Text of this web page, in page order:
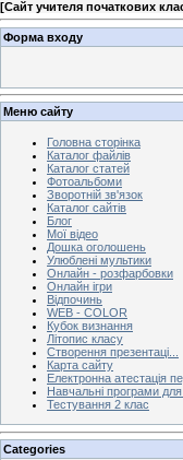
[Сайт учителя початкових
Форма входу
Меню сайту
Головна сторінка
Каталог файлів
Каталог статей
Фотоальбоми
Зворотній зв'язок
Каталог сайтів
Блог
Мої відео
Дошка оголошень
Улюблені мультики
Онлайн - розфарбовки
Онлайн ігри
Відпочинь
WEB - COLOR
Кубок визнання
Літопис класу
Створення презентаці...
Карта сайту
Електронна атестація
Навчальні програми
Тестування 2 клас
Categories